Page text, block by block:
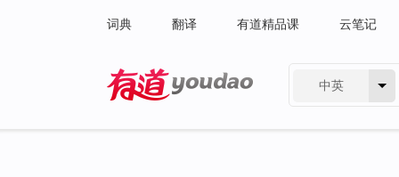
词典 翻译 有道精品课 云笔记
中英